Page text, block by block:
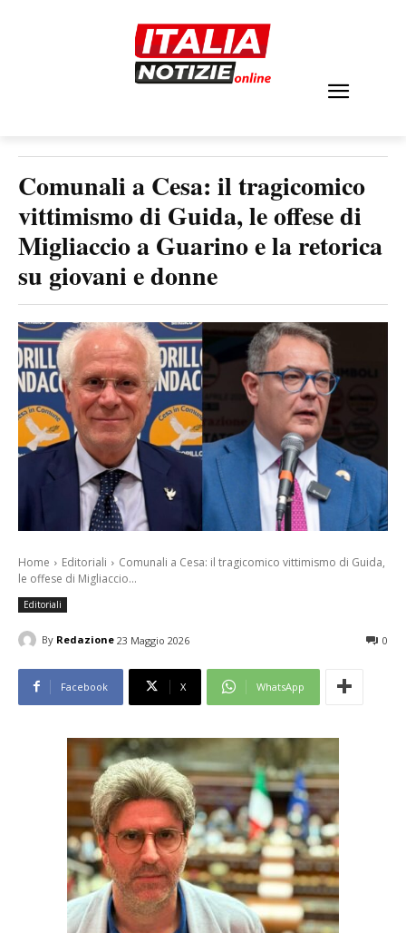
Comunali a Cesa: il tragicomico
vittimismo di Guida, le offese di
Migliaccio a Guarino e la retorica
su giovani e donne
Home Editoriali
Comunali a Cesa: il tragicomico vittimismo di Guida,
le offese di Migliaccio...
Editoriali
By Redazione 23 Maggio 2026 0
Facebook X WhatsApp